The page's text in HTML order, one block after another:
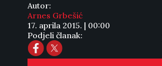
Autor:
Arnes Grbešić
17. aprila 2015. | 00:00
Podjeli članak: